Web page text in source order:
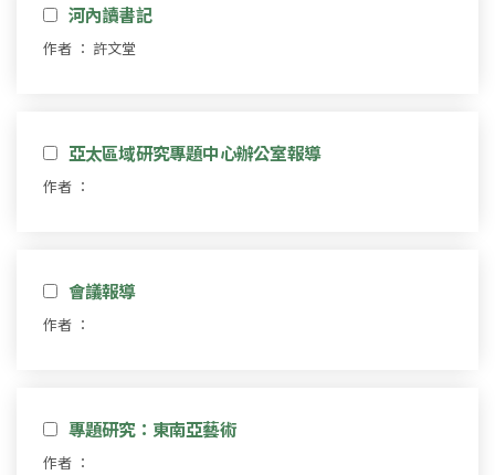
河內讀書記
作者 ： 許文堂
亞太區域研究專題中心辦公室報導
作者 ：
會議報導
作者 ：
專題研究：東南亞藝術
作者 ：